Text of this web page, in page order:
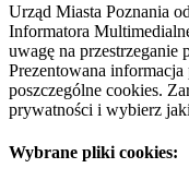
Urząd Miasta Poznania
Informatora
uwagę na
Prezentowana
poszczególne cookies.
prywatności i wybierz
Wybrane pliki cookies: